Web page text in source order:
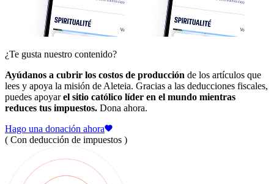
¿Te gusta nuestro contenido?
Ayúdanos a cubrir los costos de producción de los artículos que
lees y apoya la misión de Aleteia. Gracias a las deducciones fiscales,
puedes apoyarel sitio católico líder en el mundo mientras
reduces tus impuestos. Dona ahora.
Hago una donación ahora
( Con deducción de impuestos )